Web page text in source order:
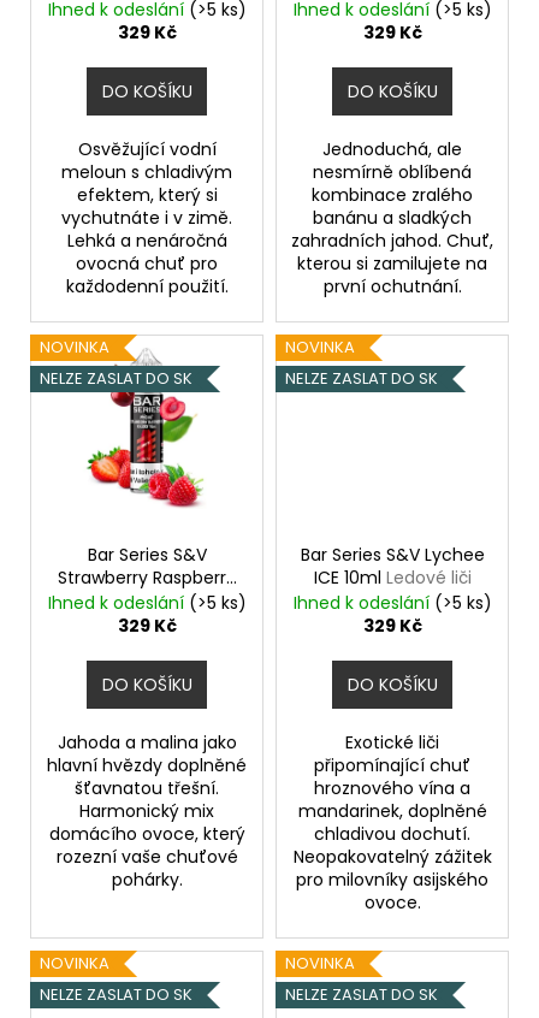
Ledový vodní meloun
Ihned k odeslání (>5 ks)
329 Kč
DO KOŠÍKU
Osvěžující vodní
meloun s chladivým
efektem, který si
vychutnáte i v zimě.
Lehká a nenáročná
ovocná chuť pro
každodenní použití.
10ml Jahoda a banán
Ihned k odeslání (>5 ks)
329 Kč
DO KOŠÍKU
Jednoduchá, ale
nesmírně oblíbená
kombinace zralého
banánu a sladkých
zahradních jahod. Chuť,
kterou si zamilujete na
první ochutnání.
NOVINKA
NELZE ZASLAT DO SK
Bar Series S&V
Strawberry Raspberry
Cherry 10mlJahoda,
malina a třešeň
Ihned k odeslání (>5 ks)
329 Kč
DO KOŠÍKU
Jahoda a malina jako
hlavní hvězdy doplněné
šťavnatou třešní.
Harmonický mix
domácího ovoce, který
rozezní vaše chuťové
pohárky.
NOVINKA
NELZE ZASLAT DO SK
Bar Series S&V Lychee
ICE 10ml Ledové liči
Ihned k odeslání (>5 ks)
329 Kč
DO KOŠÍKU
Exotické liči
připomínající chuť
hroznového vína a
mandarinek, doplněné
chladivou dochutí.
Neopakovatelný zážitek
pro milovníky asijského
ovoce.
NOVINKA
NELZE ZASLAT DO SK
NOVINKA
NELZE ZASLAT DO SK
HLEDAT
D
INNOKIN
OHM
ŽHAVÍCÍ
Kč